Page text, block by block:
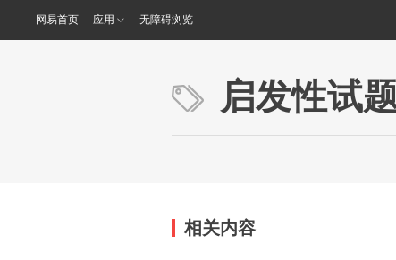
网易首页 应用 无障碍浏览
启发性试
相关内容